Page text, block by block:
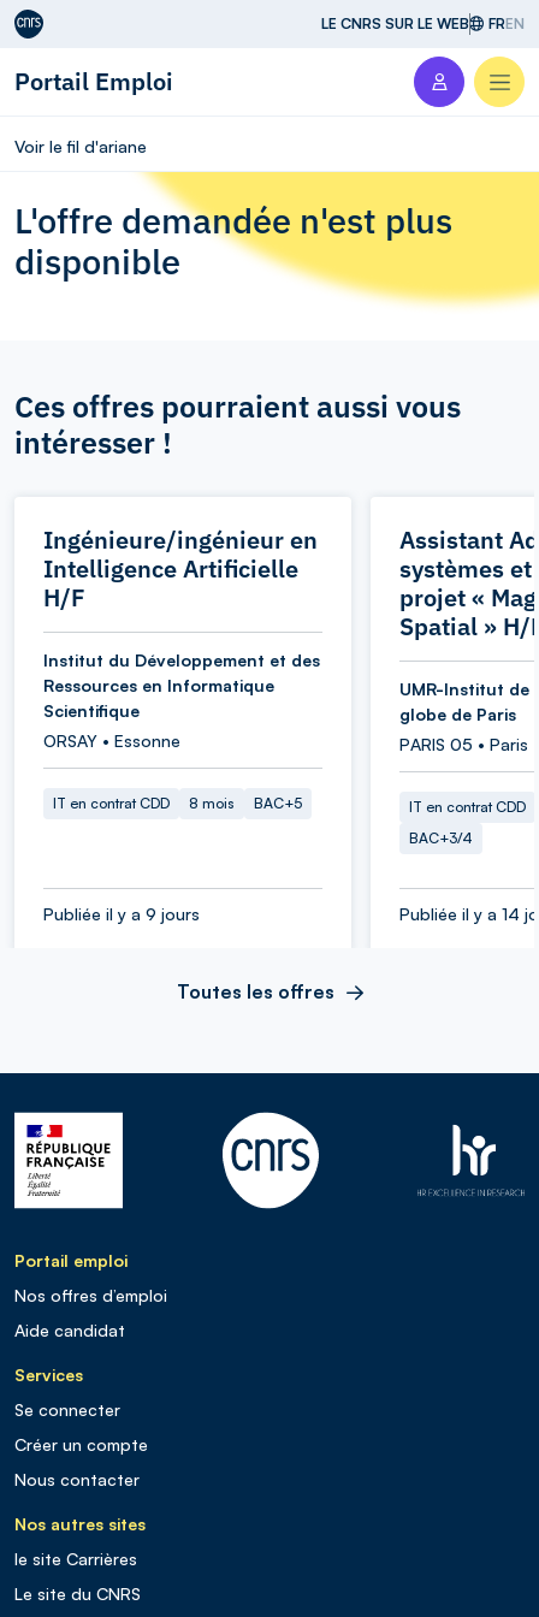
Aller au contenu LE CNRS SUR LE WEB FREN
Portail Emploi
Voir le fil d'ariane
L'offre demandée n'est plus
disponible
Ces offres pourraient aussi vous
intéresser !
Ingénieure/ingénieur en
Intelligence Artificielle
H/F
Institut du Développement et des
Ressources en Informatique
Scientifique
ORSAY • Essonne
IT en contrat CDD 8 mois BAC+5
Publiée il y a 9 jours
Assistant
systèmes
projet «
Spatial » H/
UMR-Institut de
globe de Paris
PARIS 05 • Paris
IT en contrat CDD
BAC+3/4
Publiée il y a 14
Toutes les offres
Portail emploi
Nos offres d’emploi
Aide candidat
Services
Se connecter
Créer un compte
Nous contacter
Nos autres sites
le site Carrières
Le site du CNRS